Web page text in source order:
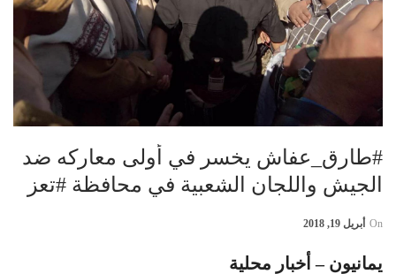
#طارق_عفاش يخسر في أولى معاركه ضد
الجيش واللجان الشعبية في محافظة #تعز
On أبريل 19, 2018
يمانيون – أخبار محلية